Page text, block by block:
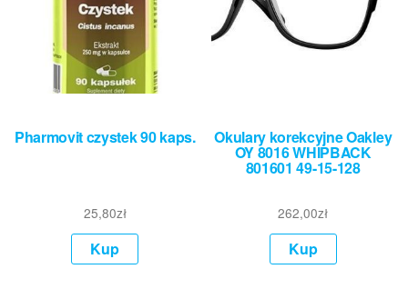
Pharmovit czystek 90 kaps.
25,80zł
Kup
Okulary korekcyjne Oakley
OY 8016 WHIPBACK
801601 49-15-128
262,00zł
Kup